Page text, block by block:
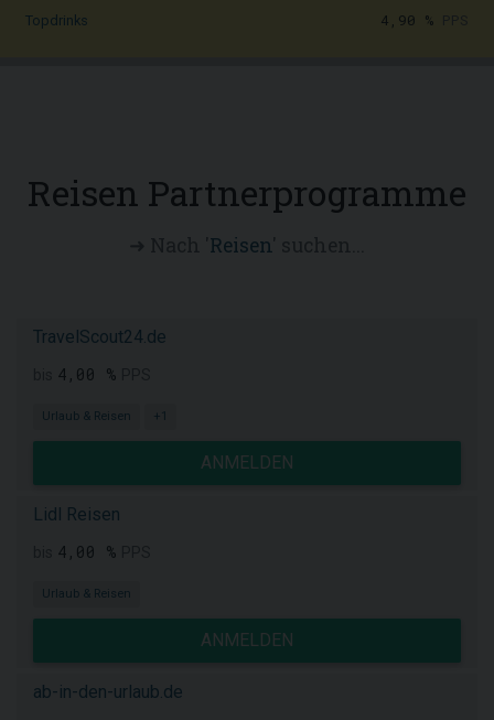
Topdrinks 4,90 %
Reisen Partnerprogramme
Reisen
TravelScout24.de
4,00 %
Urlaub & Reisen +1
ANMELDEN
Lidl Reisen
4,00 %
Urlaub & Reisen
ANMELDEN
ab-in-den-urlaub.de